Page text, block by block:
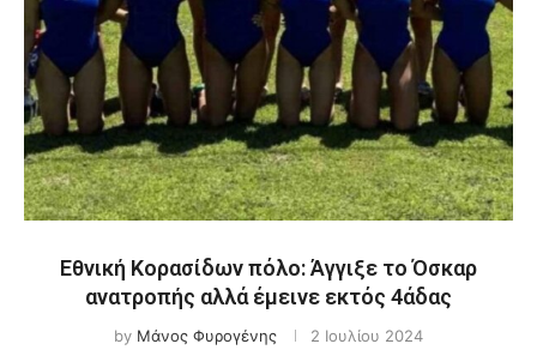
Εθνική Κορασίδων πόλο: Άγγιξε το Όσκαρ
ανατροπής αλλά έμεινε εκτός 4άδας
by Μάνος Φυρογένης 2 Ιουλίου 2024